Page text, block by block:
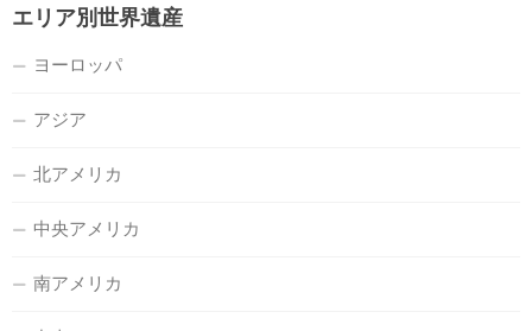
エリア別世界遺産
ヨーロッパ
アジア
北アメリカ
中央アメリカ
南アメリカ